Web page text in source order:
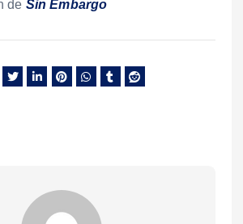
de Sin Embargo